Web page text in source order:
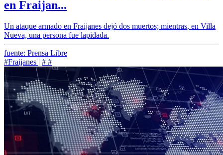
en Fraijan...
Un ataque armado en Fraijanes dejó dos muertos; mientras, en Villa
Nueva, una persona fue lapidada.
fuente: Prensa Libre
#Fraijanes | # #